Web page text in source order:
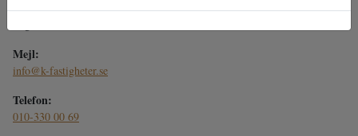
281 43 Hässleholm
Mejl:
info@k-fastigheter.se
Telefon:
010-330 00 69